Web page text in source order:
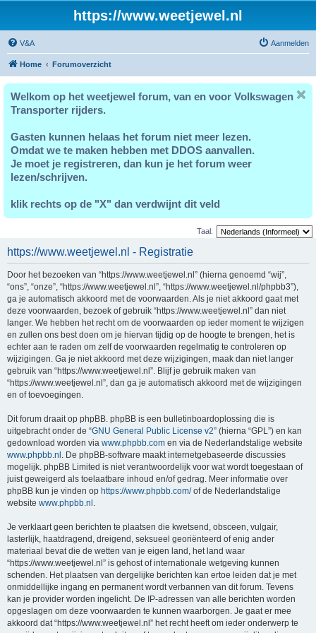
https://www.weetjewel.nl
V&A Aanmelden
Home Forumoverzicht
Welkom op het weetjewel forum, van en voor Volkswagen
Transporter rijders.
Gasten kunnen helaas het forum niet meer lezen.
Omdat we te maken hebben met DDOS aanvallen.
Je moet je registreren, dan kun je het forum weer
lezen/schrijven.
klik rechts op de "X" dan verdwijnt dit veld
Taal:
https://www.weetjewel.nl - Registratie
Door het bezoeken van “https://www.weetjewel.nl” (hierna genoemd “wij”,
“ons”, “onze”, “https://www.weetjewel.nl”, “https://www.weetjewel.nl/phpbb3”),
ga je automatisch akkoord met de voorwaarden. Als je niet akkoord gaat met
deze voorwaarden, bezoek of gebruik “https://www.weetjewel.nl” dan niet
langer. We hebben het recht om de voorwaarden op ieder moment te wijzigen
en zullen ons best doen om je hiervan tijdig op de hoogte te brengen, het is
echter aan te raden om zelf de voorwaarden regelmatig te controleren op
wijzigingen. Ga je niet akkoord met deze wijzigingen, maak dan niet langer
gebruik van “https://www.weetjewel.nl”. Blijf je gebruik maken van
“https://www.weetjewel.nl”, dan ga je automatisch akkoord met de wijzigingen
en of toevoegingen.
Dit forum draait op phpBB. phpBB is een bulletinboardoplossing die is
uitgebracht onder de “GNU General Public License v2” (hierna “GPL”) en kan
gedownload worden via www.phpbb.com en via de Nederlandstalige website
www.phpbb.nl . De phpBB-software maakt internetgebaseerde discussies
mogelijk. phpBB Limited is niet verantwoordelijk voor wat wordt toegestaan of
juist geweigerd als toelaatbare inhoud en/of gedrag. Meer informatie over
phpBB kun je vinden op https://www.phpbb.com/of de Nederlandstalige
website www.phpbb.nl .
Je verklaart geen berichten te plaatsen die kwetsend, obsceen, vulgair,
lasterlijk, haatdragend, dreigend, seksueel georiënteerd of enig ander
materiaal bevat die de wetten van je eigen land, het land waar
“https://www.weetjewel.nl” is gehost of internationale wetgeving kunnen
schenden. Het plaatsen van dergelijke berichten kan ertoe leiden dat je met
onmiddellijke ingang en permanent wordt verbannen van dit forum. Tevens
kan je provider worden ingelicht. De IP-adressen van alle berichten worden
opgeslagen om deze voorwaarden te kunnen waarborgen. Je gaat er mee
akkoord dat “https://www.weetjewel.nl” het recht heeft om ieder onderwerp te